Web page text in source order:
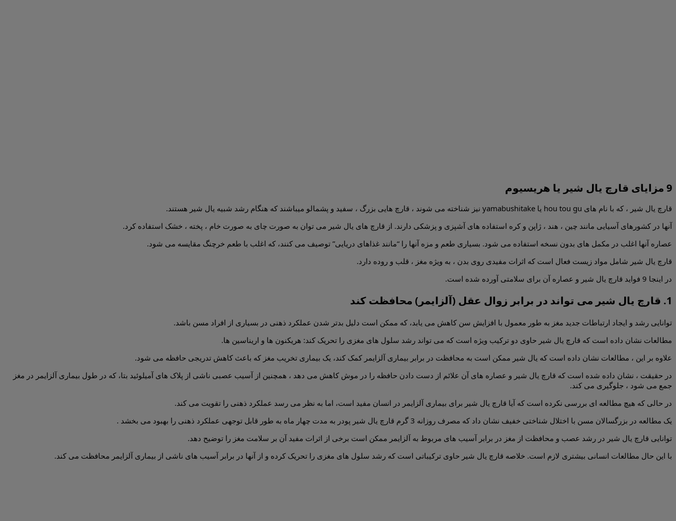
9 مزایای قارچ یال شیر یا هریسیوم
قارچ یال شیر ، که با نام های hou tou gu یا yamabushitake نیز شناخته می شوند ، قارچ هایی بزرگ ، سفید و پشمالو میباشند که هنگام رشد شبیه یال شیر هستند.
آنها در کشورهای آسیایی مانند چین ، هند ، ژاپن و کره استفاده های آشپزی و پزشکی دارند. از قارچ های یال شیر می توان به صورت چای به صورت خام ، پخته ، خشک استفاده کرد.
عصاره آنها اغلب در مکمل های بدون نسخه استفاده می شود. بسیاری طعم و مزه آنها را “مانند غذاهای دریایی” توصیف می کنند، که اغلب با طعم خرچنگ مقایسه می شود.
قارچ یال شیر شامل مواد زیست فعال است که اثرات مفیدی روی بدن ، به ویژه مغز ، قلب و روده دارد.
در اینجا 9 فواید قارچ یال شیر و عصاره آن برای سلامتی آورده شده است.
1. قارچ یال شیر می تواند در برابر زوال عقل (آلزایمر) محافظت کند
توانایی رشد و ایجاد ارتباطات جدید مغز به طور معمول با افزایش سن کاهش می یابد، که ممکن است دلیل بدتر شدن عملکرد ذهنی در بسیاری از افراد مسن باشد.
مطالعات نشان داده است که قارچ یال شیر حاوی دو ترکیب ویژه است که می تواند رشد سلول های مغزی را تحریک کند: هریکنون ها و اریناسین ها.
علاوه بر این ، مطالعات نشان داده است که یال شیر ممکن است به محافظت در برابر بیماری آلزایمر کمک کند، یک بیماری تخریب مغز که باعث کاهش تدریجی حافظه می شود.
در حقیقت ، نشان داده شده است که قارچ یال شیر و عصاره های آن علائم از دست دادن حافظه را در موش کاهش می دهد ، همچنین از آسیب عصبی ناشی از پلاک های آمیلوئید بتا، که در طول بیماری آلزایمر در مغز
جمع می شود ، جلوگیری می کند.
در حالی که هیچ مطالعه ای بررسی نکرده است که آیا قارچ یال شیر برای بیماری آلزایمر در انسان مفید است، اما به نظر می رسد عملکرد ذهنی را تقویت می کند.
یک مطالعه در بزرگسالان مسن با اختلال شناختی خفیف نشان داد که مصرف روزانه 3 گرم قارچ یال شیر پودر به مدت چهار ماه به طور قابل توجهی عملکرد ذهنی را بهبود می بخشد .
توانایی قارچ یال شیر در رشد عصب و محافظت از مغز در برابر آسیب های مربوط به آلزایمر ممکن است برخی از اثرات مفید آن بر سلامت مغز را توضیح دهد.
با این حال مطالعات انسانی بیشتری لازم است. خلاصه قارچ یال شیر حاوی ترکیباتی است که رشد سلول های مغزی را تحریک کرده و از آنها در برابر آسیب های ناشی از بیماری آلزایمر محافظت می کند.